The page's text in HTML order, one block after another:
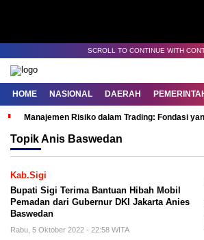
SCROLL TO CONTINUE WITH
HOME NASIONAL DAERAH
Manajemen Risiko dalam Trading: Fondasi
TopikAnis Baswedan
Kab.Sigi
Bupati Sigi Terima Bantuan Hibah Mobil
Pemadan dari Gubernur DKI Jakarta Anies
Baswedan
Rabu, 5 Oktober 2022 - 22:58 WITA